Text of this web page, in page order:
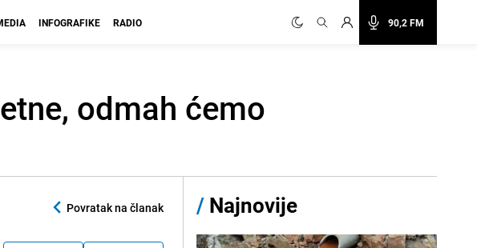
90,2 FM
INFOGRAFIKE RADIO
odmah ćemo
Povratak na članak / Najnovije